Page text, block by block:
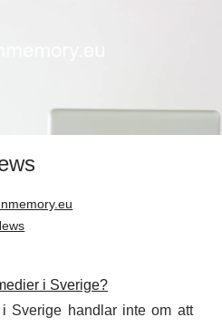
i Sverige?
Sverige handlar inte om att